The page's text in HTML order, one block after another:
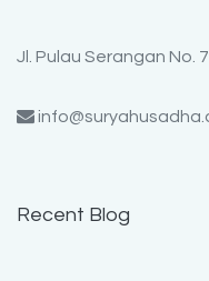
Jl. Pulau Serangan No.
Recent Blog